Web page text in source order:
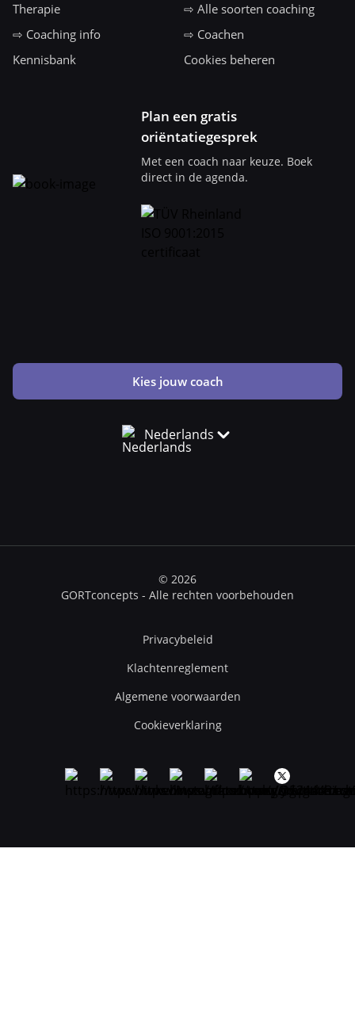
Therapie
⇨ Alle soorten coaching
⇨ Coaching info
⇨ Coachen
Kennisbank
Cookies beheren
Plan een gratis
oriëntatiegesprek
Met een coach naar keuze. Boek
direct in de agenda.
Kies jouw coach
Nederlands
© 2026
GORTconcepts - Alle rechten voorbehouden
Privacybeleid
Klachtenreglement
Algemene voorwaarden
Cookieverklaring